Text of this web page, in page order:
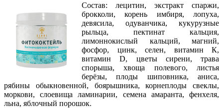
Состав: лецитин, экстракт спаржи,
брокколи, корень имбиря, лопуха,
девясила, одуванчика, кукурузные
рыльца, пектинат кальция,
лимоннокислый кальций, магний,
фосфор, цинк, селен, витамин К,
витамин D, цветы сирени, трава
спорыша, хвоща полевого, листья
берёзы, плоды шиповника, аниса,
рябины обыкновенной, боярышника, корнеплоды свеклы,
моркови, слоевища ламинарии, семена амаранта, фенхеля,
льна, яблочный порошок.